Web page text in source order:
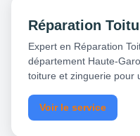
Réparation
Expert en Réparation
département Haute-
toiture et zinguerie pour
Voir le service